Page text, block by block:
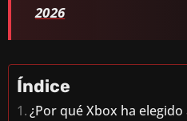
2026
Índice
¿Por qué Xbox ha